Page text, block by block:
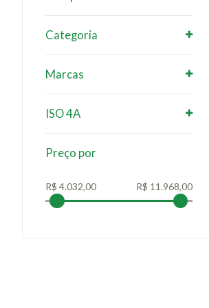
Categoria
Marcas
ISO 4A
Preço por